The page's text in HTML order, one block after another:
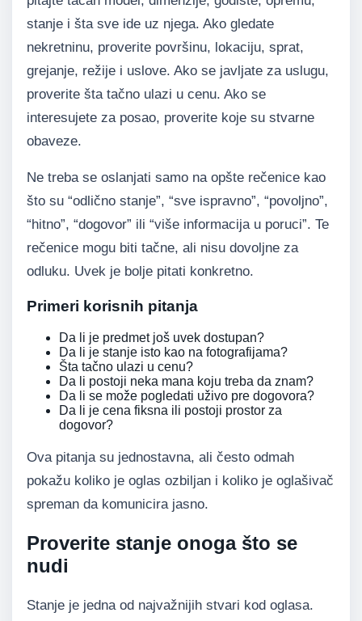
stanje i šta sve ide uz njega. Ako gledate
nekretninu, proverite površinu, lokaciju, sprat,
grejanje, režije i uslove. Ako se javljate za uslugu,
proverite šta tačno ulazi u cenu. Ako se
interesujete za posao, proverite koje su stvarne
obaveze.
Ne treba se oslanjati samo na opšte rečenice kao
što su “odlično stanje”, “sve ispravno”, “povoljno”,
“hitno”, “dogovor” ili “više informacija u poruci”. Te
rečenice mogu biti tačne, ali nisu dovoljne za
odluku. Uvek je bolje pitati konkretno.
Primeri korisnih pitanja
Da li je predmet još uvek dostupan?
Da li je stanje isto kao na fotografijama?
Šta tačno ulazi u cenu?
Da li postoji neka mana koju treba da znam?
Da li se može pogledati uživo pre dogovora?
Da li je cena fiksna ili postoji prostor za
dogovor?
Ova pitanja su jednostavna, ali često odmah
pokažu koliko je oglas ozbiljan i koliko je oglašivač
spreman da komunicira jasno.
Proverite stanje onoga što se
nudi
Stanje je jedna od najvažnijih stvari kod oglasa.